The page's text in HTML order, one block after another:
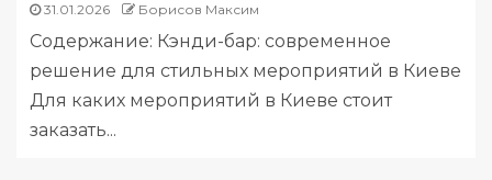
31.01.2026 Борисов Максим
Содержание: Кэнди-бар: современное
решение для стильных мероприятий в Киеве
Для каких мероприятий в Киеве стоит
заказать...